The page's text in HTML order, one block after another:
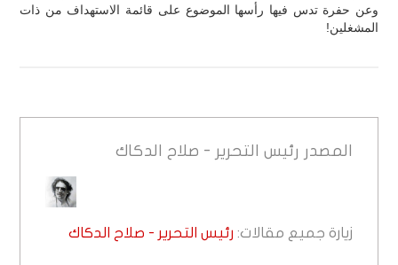
وعن حفرة تدس فيها رأسها الموضوع على قائمة الاستهداف من ذات
المشغلين!
المصدر رئيس التحرير - صلاح الدكاك
زيارة جميع مقالات: رئيس التحرير - صلاح الدكاك